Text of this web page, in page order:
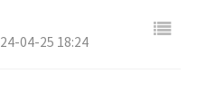
24-04-25 18:24